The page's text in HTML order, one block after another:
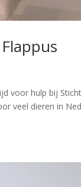
voor hulp bij
veel dieren in